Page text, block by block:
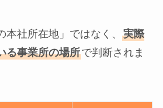
社所在地」ではなく、 実際
る事業所の場所で判断されま